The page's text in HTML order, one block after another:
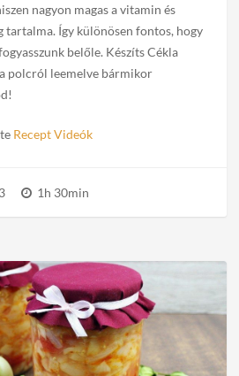
nagyon magas a vitamin és
tartalma. Így különösen fontos, hogy
belőle. Készíts Cékla
polcról leemelve bármikor
Recept Videók
1h 30min